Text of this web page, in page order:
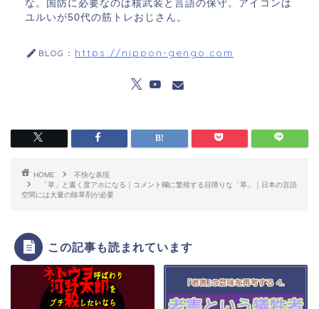
な。国防に必要なのは核武装と言語の保守。アイコンは
ユルいが50代の筋トレおじさん。
BLOG： https://nippon-gengo.com
HOME
不快な表現
「草」と書く度アホになる｜コメント欄に繁殖する目障りな「草」｜日本の言語
空間には大量の除草剤が必要
この記事も読まれています